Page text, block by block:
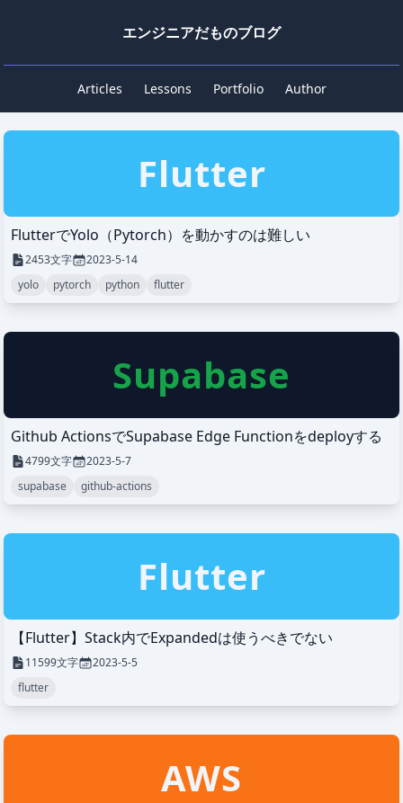
エンジニアだものブログ
Articles Lessons Portfolio Author
Flutter
FlutterでYolo（Pytorch）を動かすのは難しい
2453文字
2023-5-14
yolo
pytorch python flutter
Supabase
Github ActionsでSupabase Edge Functionをdeployする
4799文字
2023-5-7
supabase
github-actions
Flutter
【Flutter】Stack内でExpandedは使うべきでない
11599文字
2023-5-5
flutter
AWS